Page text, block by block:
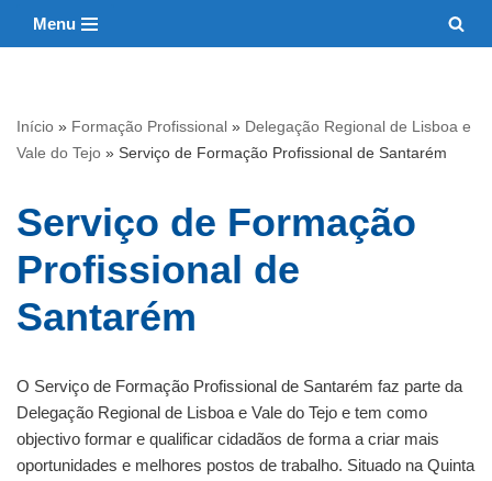
conteúdo
Menu
Início » Formação Profissional » Delegação Regional de Lisboa e
Vale do Tejo » Serviço de Formação Profissional de Santarém
Serviço de Formação
Profissional de
Santarém
O Serviço de Formação Profissional de Santarém faz parte da
Delegação Regional de Lisboa e Vale do Tejo e tem como
objectivo formar e qualificar cidadãos de forma a criar mais
oportunidades e melhores postos de trabalho. Situado na Quinta